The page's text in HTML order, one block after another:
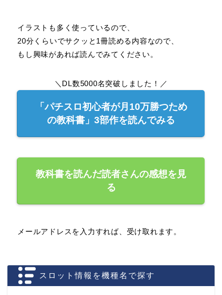
イラストも多く使っているので、
20分くらいでサクッと1冊読める内容なので、
もし興味があれば読んでみてください。
＼DL数5000名突破しました！／
「パチスロ初心者が月10万勝つため
の教科書」3部作を読んでみる
教科書を読んだ読者さんの感想を見
る
メールアドレスを入力すれば、受け取れます。
スロット情報を機種名で探す